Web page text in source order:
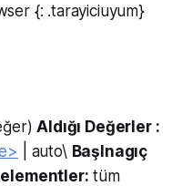
{: .tarayiciuyum}
Aldığı Değerler :
| auto\ Başlnagıç
tüm